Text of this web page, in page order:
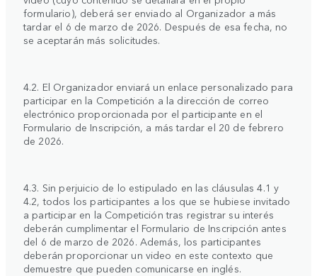
formulario), deberá ser enviado al Organizador a más
tardar el 6 de marzo de 2026. Después de esa fecha, no
se aceptarán más solicitudes.
4.2. El Organizador enviará un enlace personalizado para
participar en la Competición a la dirección de correo
electrónico proporcionada por el participante en el
Formulario de Inscripción, a más tardar el 20 de febrero
de 2026.
4.3. Sin perjuicio de lo estipulado en las cláusulas 4.1 y
4.2, todos los participantes a los que se hubiese invitado
a participar en la Competición tras registrar su interés
deberán cumplimentar el Formulario de Inscripción antes
del 6 de marzo de 2026. Además, los participantes
deberán proporcionar un video en este contexto que
demuestre que pueden comunicarse en inglés.